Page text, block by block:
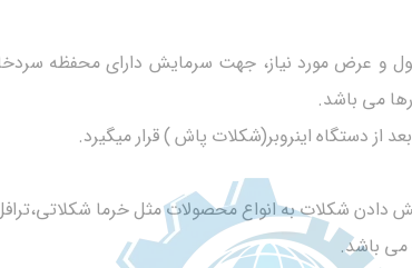
عرض مورد نیاز، جهت سرمایش دارای محفظه
می باشد.
دستگاه اینروبر(شکلات پاش ) قرار میگیرد.
می باشد.